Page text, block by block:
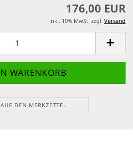
176,00 EUR
inkl. 19% MwSt. zzgl. Versand
AUF DEN MERKZETTEL